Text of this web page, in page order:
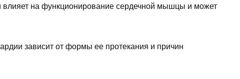
влияет на функционирование сердечной мышцы и может
зависит от формы ее протекания и причин